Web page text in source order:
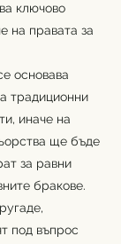
ключово
на правата за
основава
традиционни
иначе на
ще бъде
за равни
бракове.
под въпрос